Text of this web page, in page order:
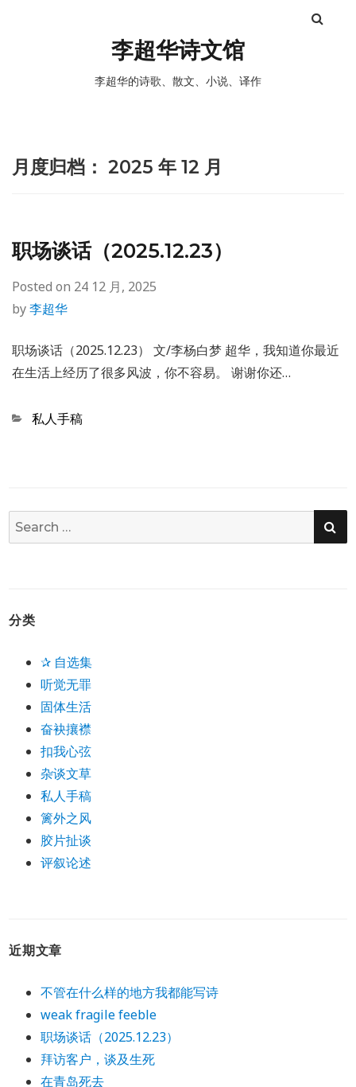
李超华诗文馆
李超华的诗歌、散文、小说、译作
月度归档： 2025 年 12 月
职场谈话（2025.12.23）
Posted on 24 12 月, 2025
by李超华
职场谈话（2025.12.23） 文/李杨白梦 超华，我知道你最近
在生活上经历了很多风波，你不容易。 谢谢你还…
Categories
私人手稿
Search
for:
分类
✰ 自选集
听觉无罪
固体生活
奋袂攘襟
扣我心弦
杂谈文草
私人手稿
篱外之风
胶片扯谈
评叙论述
近期文章
不管在什么样的地方我都能写诗
weak fragile feeble
职场谈话（2025.12.23）
拜访客户，谈及生死
在青岛死去